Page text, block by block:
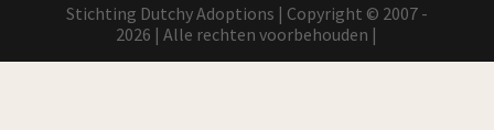
Stichting Dutchy Adoptions | Copyright © 2007 -
2026 | Alle rechten voorbehouden |